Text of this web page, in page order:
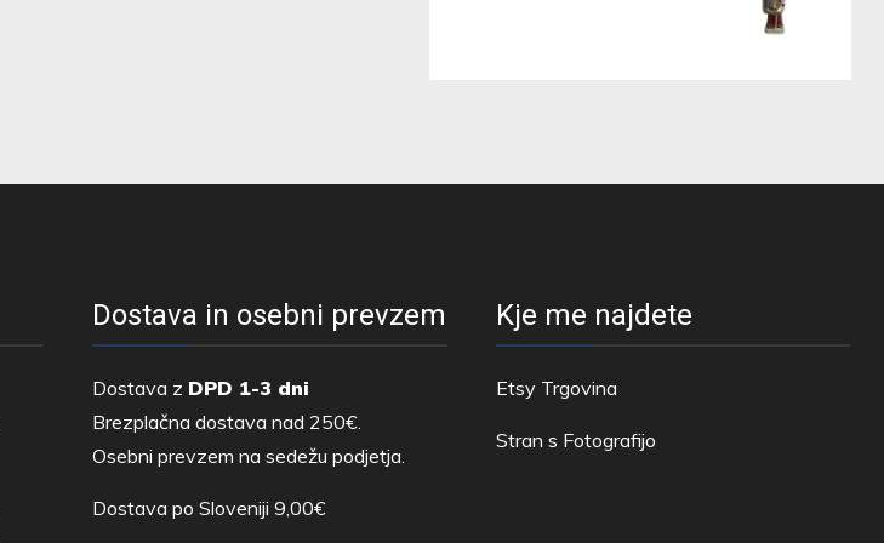
Dostava in osebni prevzem
Dostava z DPD 1-3 dni
Brezplačna dostava nad 250€.
Osebni prevzem na sedežu podjetja.
Dostava po Sloveniji 9,00€
Kje me najdete
Etsy Trgovina
Stran s Fotografijo